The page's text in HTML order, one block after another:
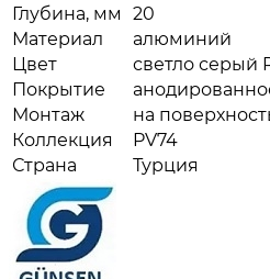
Глубина, мм
20
Материал
алюминий
Цвет
светло серый
Покрытие
Монтаж
на
Коллекция
PV74
Страна
Турция